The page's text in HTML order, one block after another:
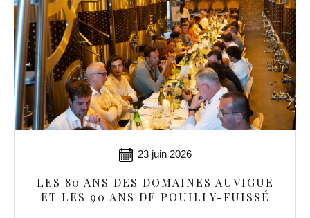
23 juin 2026
LES 80 ANS DES DOMAINES AUVIGUE
ET LES 90 ANS DE POUILLY-FUISSÉ